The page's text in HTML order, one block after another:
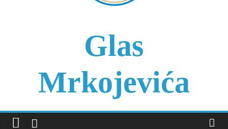
Glas
Mrkojevića